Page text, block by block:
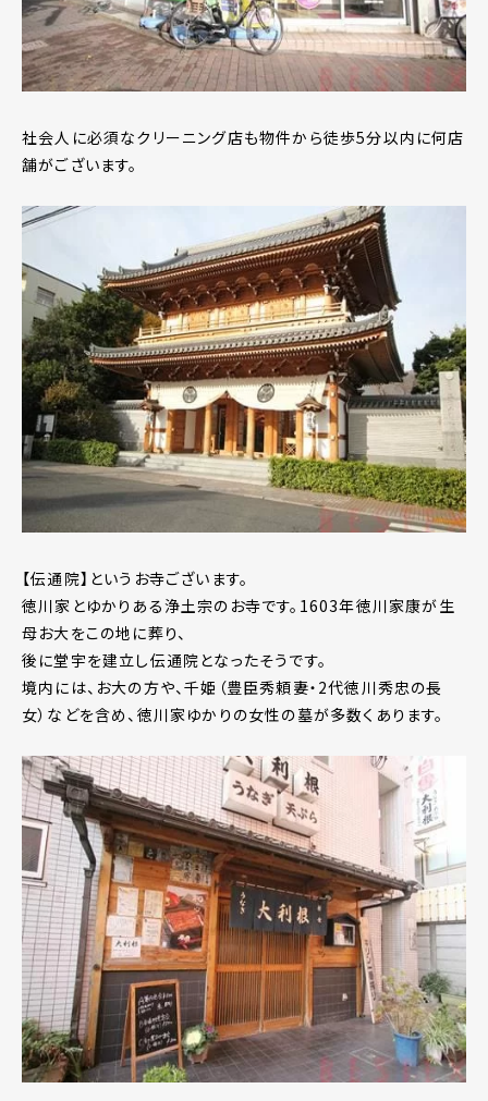
社会人に必須なクリーニング店も物件から徒歩5分以内に何店
舗がございます。
【伝通院】というお寺ございます。
徳川家とゆかりある浄土宗のお寺です。1603年徳川家康が生
母お大をこの地に葬り、
後に堂宇を建立し伝通院となったそうです。
境内には、お大の方や、千姫（豊臣秀頼妻・2代徳川秀忠の長
女）などを含め、徳川家ゆかりの女性の墓が多数くあります。